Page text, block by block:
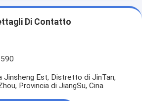
Di Contatto
Jinsheng Est, Distretto di JinTan,
Provincia di JiangSu, Cina